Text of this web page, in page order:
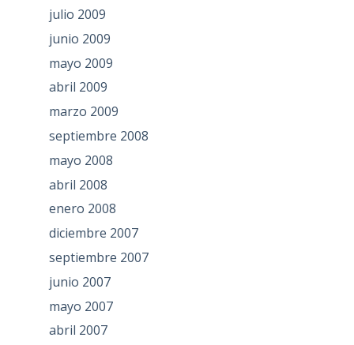
julio 2009
junio 2009
mayo 2009
abril 2009
marzo 2009
septiembre 2008
mayo 2008
abril 2008
enero 2008
diciembre 2007
septiembre 2007
junio 2007
mayo 2007
abril 2007